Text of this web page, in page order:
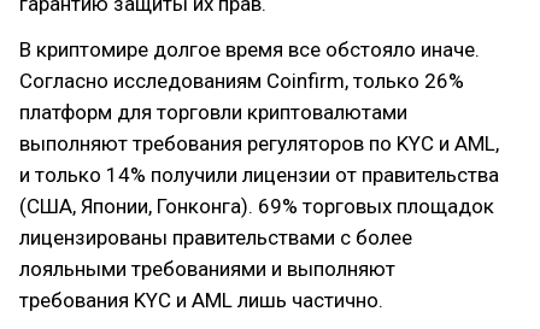
В криптомире долгое время все обстояло иначе.
Согласно исследованиям Coinfirm, только 26%
платформ для торговли криптовалютами
выполняют требования регуляторов по KYC и AML,
и только 14% получили лицензии от правительства
(США, Японии, Гонконга). 69% торговых площадок
лицензированы правительствами с более
лояльными требованиями и выполняют
требования KYC и AML лишь частично.